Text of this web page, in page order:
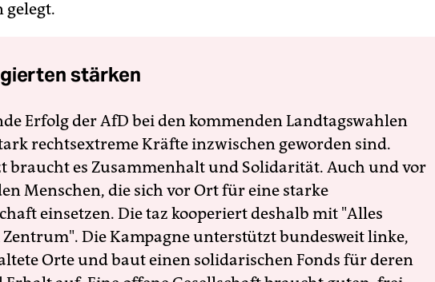
gelegt.
stärken
Erfolg der AfD bei den kommenden Landtagswahlen
rechtsextreme Kräfte inzwischen geworden sind.
braucht es Zusammenhalt und Solidarität. Auch und vor
Menschen, die sich vor Ort für eine starke
einsetzen. Die taz kooperiert deshalb mit "Alles
Die Kampagne unterstützt bundesweit linke,
Orte und baut einen solidarischen Fonds für deren